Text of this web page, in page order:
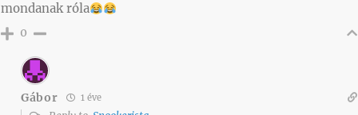
mondanak róla
0
Gábor 1 éve